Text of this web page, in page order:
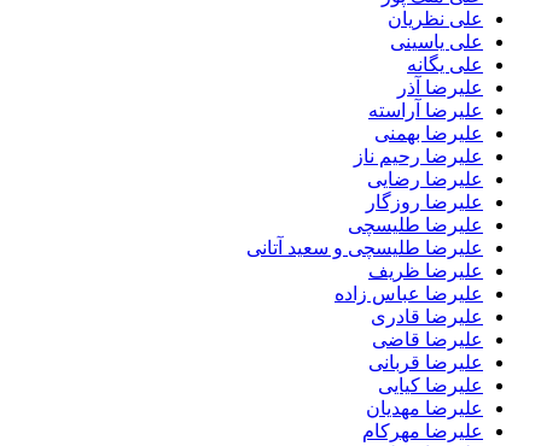
علی نظریان
علی یاسینی
علی یگانه
علیرضا آذر
علیرضا آراسته
علیرضا بهمنی
علیرضا رحیم ناز
علیرضا رضایی
علیرضا روزگار
علیرضا طلیسچی
علیرضا طلیسچی و سعید آتانی
علیرضا ظریف
علیرضا عباس زاده
علیرضا قادری
علیرضا قاضی
علیرضا قربانی
علیرضا کیایی
علیرضا مهدیان
علیرضا مهرکام